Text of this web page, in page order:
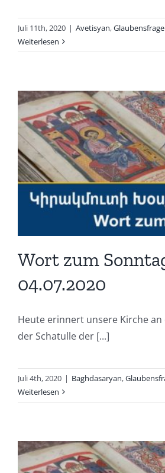
Juli 11th, 2020 | Avetisyan,
Weiterlesen
Wort zum
04.07.2020
Heute erinnert unsere Kirche
der Schatulle der [...]
Juli 4th, 2020 | Baghdasaryan,
Weiterlesen